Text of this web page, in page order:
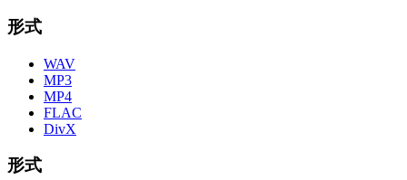
形式
WAV
MP3
MP4
FLAC
DivX
形式